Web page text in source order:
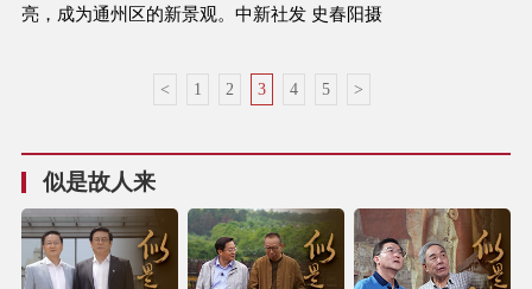
亮，成为通州区的新景观。中新社发 史春阳摄
< 1 2 3 4 5 >
似是故人来